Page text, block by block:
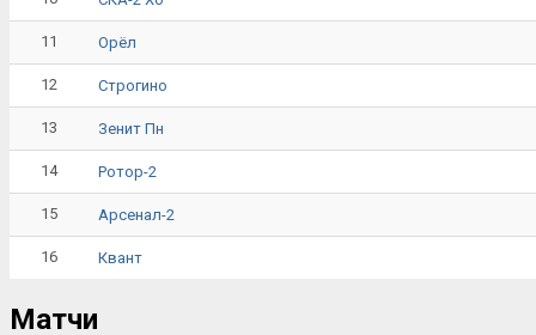
11 Орёл
12 Строгино
13 Зенит Пн
14 Ротор-2
15 Арсенал-2
16 Квант
Матчи